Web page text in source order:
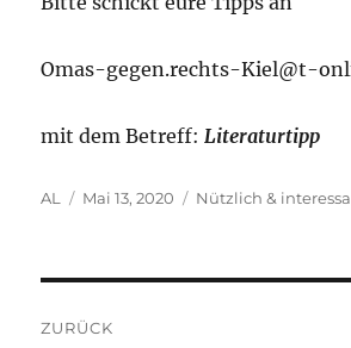
Omas-gegen.rechts-Kiel@t-
mit dem Betreff: Literaturtipp
Autor
AL
Veröffentlicht
Mai 13, 2020 Kategorien
Nützlich &
ZURÜCK